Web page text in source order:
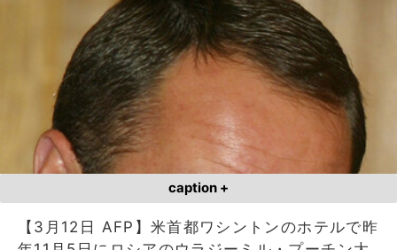
caption +
【3月12日 AFP】米首都ワシントンのホテルで昨